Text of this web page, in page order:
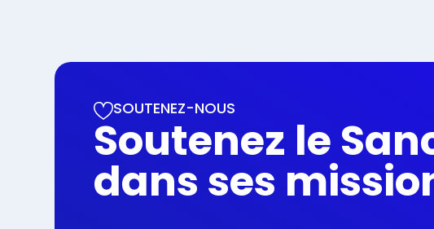
SOUTENEZ-NOUS
Soutenez le
dans ses